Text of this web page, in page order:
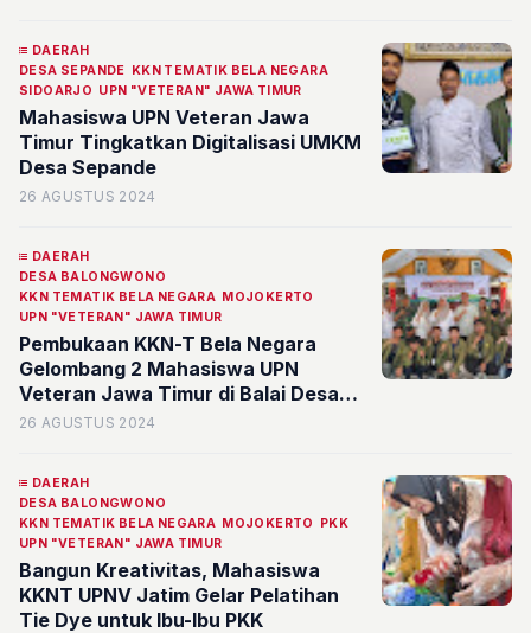
DAERAH
DESA SEPANDE KKN TEMATIK BELA NEGARA
SIDOARJO UPN "VETERAN" JAWA TIMUR
Mahasiswa UPN Veteran Jawa
Timur Tingkatkan Digitalisasi UMKM
Desa Sepande
26 AGUSTUS 2024
DAERAH
DESA BALONGWONO
KKN TEMATIK BELA NEGARA MOJOKERTO
UPN "VETERAN" JAWA TIMUR
Pembukaan KKN-T Bela Negara
Gelombang 2 Mahasiswa UPN
Veteran Jawa Timur di Balai Desa
Balongwono, Mojokerto
26 AGUSTUS 2024
DAERAH
DESA BALONGWONO
KKN TEMATIK BELA NEGARA MOJOKERTO
PKK
UPN "VETERAN" JAWA TIMUR
Bangun Kreativitas, Mahasiswa
KKNT UPNV Jatim Gelar Pelatihan
Tie Dye untuk Ibu-Ibu PKK